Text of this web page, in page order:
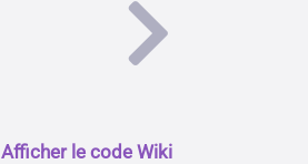
Afficher le code Wiki